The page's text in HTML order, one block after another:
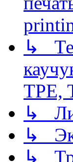
↳
TPE,
↳
↳
↳